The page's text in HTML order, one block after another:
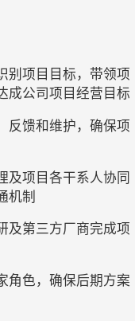
别项目目标，带领项
成公司项目经营目标
反馈和维护，确保项
及项目各干系人协同
机制
及第三方厂商完成项
角色，确保后期方案